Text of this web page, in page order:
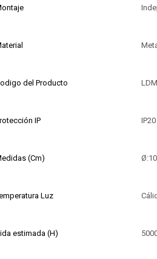
del Producto
IP IP20
(Cm)
Luz
estimada (H)